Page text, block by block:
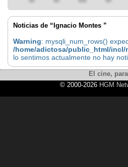
Noticias de “Ignacio Montes ”
Warning: mysqli_num_rows()
/home/adictosa/public_html/
lo sentimos actualmente no hay
El cine,
© 2000-2026 HGM